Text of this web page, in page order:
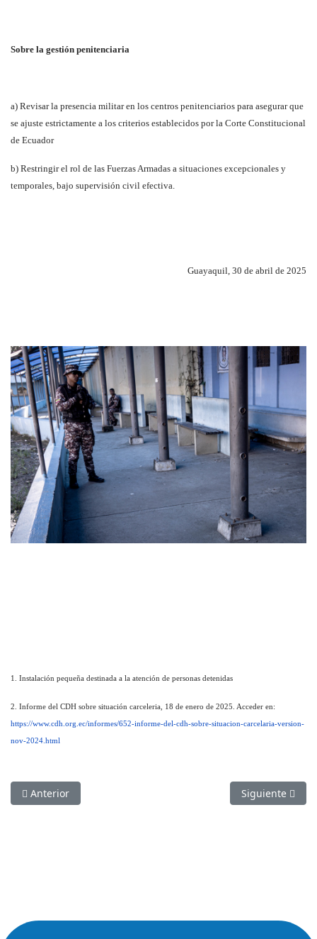
Sobre la gestión penitenciaria
a) Revisar la presencia militar en los centros penitenciarios para asegurar que
se ajuste estrictamente a los criterios establecidos por la Corte Constitucional
de Ecuador
b) Restringir el rol de las Fuerzas Armadas a situaciones excepcionales y
temporales, bajo supervisión civil efectiva.
Guayaquil, 30 de abril de 2025
1. Instalación pequeña destinada a la atención de personas detenidas
2. Informe del CDH sobre situación carceleria, 18 de enero de 2025. Acceder en:
https://www.cdh.org.ec/informes/652-informe-del-cdh-sobre-situacion-carcelaria-version-
nov-2024.html
Artículo anterior: Reporte sobre crisis sanitaría en la
Anterior Artículo
Siguiente